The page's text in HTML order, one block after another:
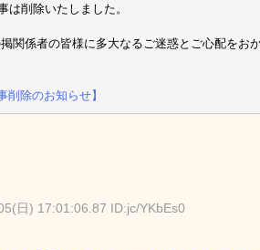
削除いたしました。
関係者の皆様に多大なるご迷惑とご心配をお
除のお知らせ】
日) 17:01:06.87 ID:jc/YKbEs0